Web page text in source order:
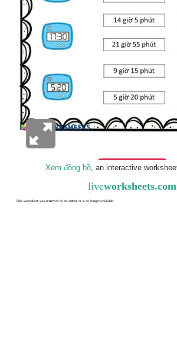
Xem đồng hồ, an interactive
liveworksheets.com